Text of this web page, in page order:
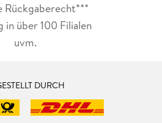
Rückgaberecht***
in über 100 Filialen
uvm.
DURCH